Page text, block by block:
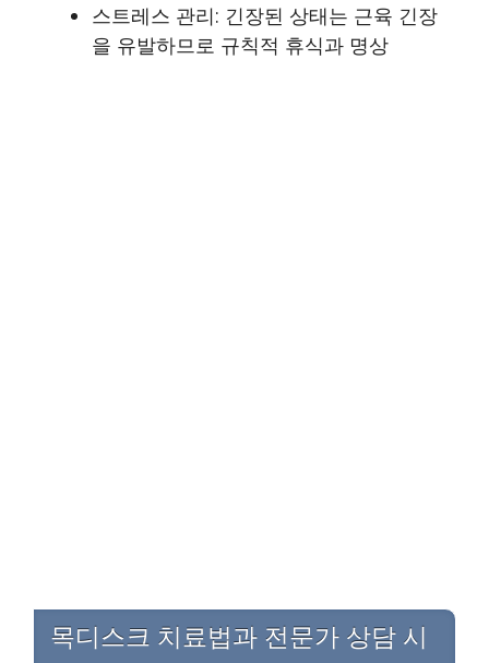
스트레스 관리: 긴장된 상태는 근육 긴장
을 유발하므로 규칙적 휴식과 명상
목디스크 치료법과 전문가 상담 시